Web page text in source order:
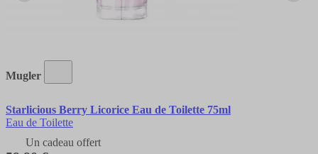
Mugler
Starlicious Berry Licorice Eau de Toilette 75ml
Eau de Toilette
Un cadeau offert